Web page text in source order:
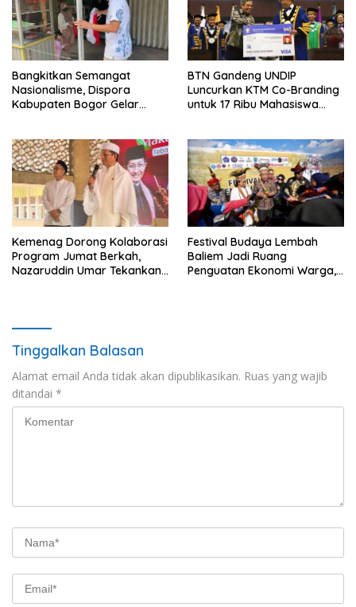
Bangkitkan Semangat
Nasionalisme, Dispora
Kabupaten Bogor Gelar
BTN Gandeng UNDIP
Luncurkan KTM Co-Branding
untuk 17 Ribu Mahasiswa
Kemenag Dorong Kolaborasi
Program Jumat Berkah,
Nazaruddin Umar Tekankan
Festival Budaya Lembah
Baliem Jadi Ruang
Penguatan Ekonomi Warga,
Tinggalkan Balasan
Alamat email Anda tidak akan dipublikasikan. Ruas yang wajib
ditandai *